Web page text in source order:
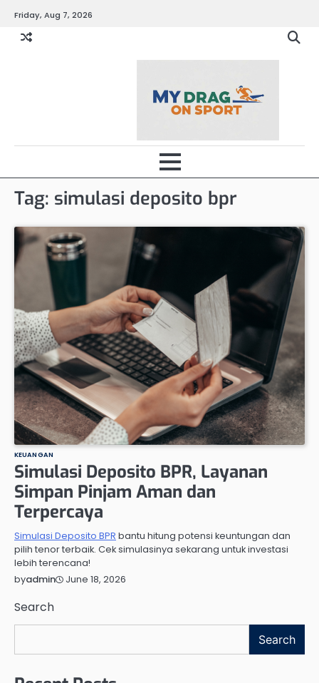
content
Friday, Aug 7, 2026
Tag: simulasi deposito bpr
KEUANGAN
Simulasi Deposito BPR, Layanan
Simpan Pinjam Aman dan
Terpercaya
Simulasi Deposito BPR bantu hitung potensi keuntungan dan
pilih tenor terbaik. Cek simulasinya sekarang untuk investasi
lebih terencana!
byadmin June 18, 2026
Search
Search